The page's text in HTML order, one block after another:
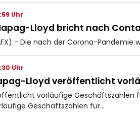
Uhr
Lloyd bricht nach
- Die nach der Corona-
Uhr
Lloyd veröffentlicht
vorläufige Geschäftszahlen
Geschäftszahlen für…